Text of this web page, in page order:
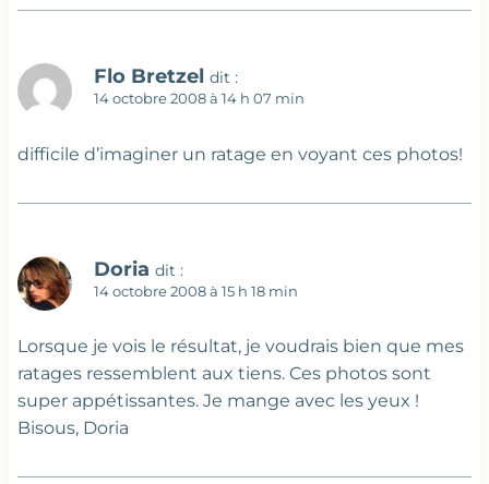
Flo Bretzel dit :
14 octobre 2008 à 14 h 07 min
difficile d’imaginer un ratage en voyant ces photos!
Doria dit :
14 octobre 2008 à 15 h 18 min
Lorsque je vois le résultat, je voudrais bien que mes
ratages ressemblent aux tiens. Ces photos sont
super appétissantes. Je mange avec les yeux !
Bisous, Doria